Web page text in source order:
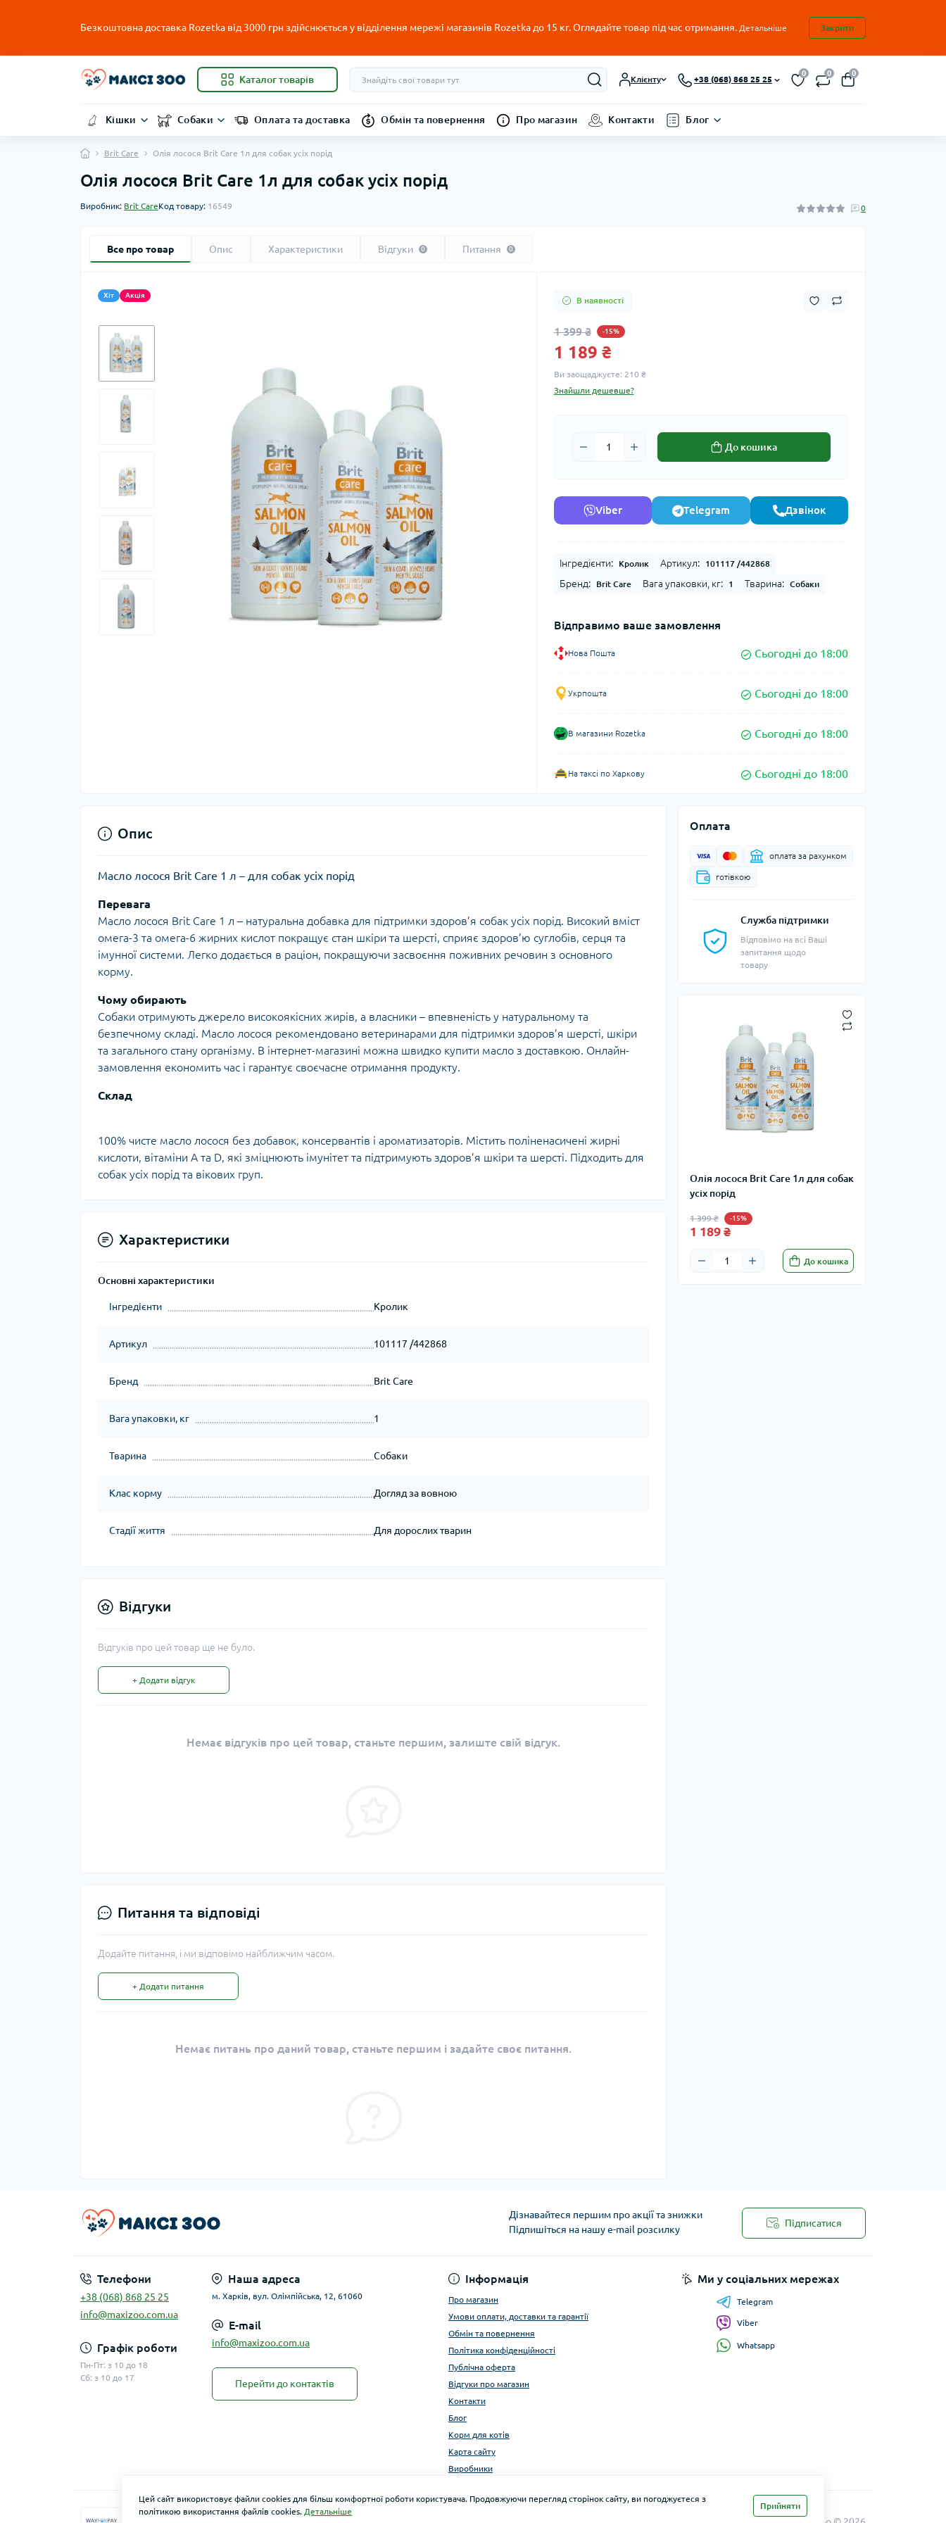
Безкоштовна доставка Rozetka від 3000 грн здійснюється у відділення мережі магазинів Rozetka до 15 кг. Оглядайте товар під час отримання. Детальніше Закрити
Каталог товарів Клієнту +38 (068) 868 25 25
0 0 0
Кішки Собаки Оплата та доставка Обмін та повернення Про магазин Контакти Блог
Brit Care Олія лосося Brit Care 1л для собак усіх порід
Олія лосося Brit Care 1л для собак усіх порід
Виробник: Brit CareКод товару: 16549 0
Все про товар Опис Характеристики Відгуки 0 Питання 0
Хіт Акція
В наявності
1 399 ₴ -15%
1 189 ₴
Ви заощаджуєте: 210 ₴
Знайшли дешевше?
До кошика
Viber Telegram Дзвінок
Інгредієнти: Кролик Артикул: 101117 /442868
Бренд: Brit Care Вага упаковки, кг: 1 Тварина: Собаки
Відправимо ваше замовлення
Нова Пошта Сьогодні до 18:00
Укрпошта Сьогодні до 18:00
В магазини Rozetka Сьогодні до 18:00
На таксі по Харкову Сьогодні до 18:00
Оплата
оплата за рахунком
готівкою
Служба підтримки
Відповімо на всі Ваші
запитання щодо
товару
Олія лосося Brit Care 1л для собак
усіх порід
1 399 ₴ -15%
1 189 ₴
До кошика
Опис
Масло лосося Brit Care 1 л – для собак усіх порід
Перевага
Масло лосося Brit Care 1 л – натуральна добавка для підтримки здоров’я собак усіх порід. Високий вміст
омега-3 та омега-6 жирних кислот покращує стан шкіри та шерсті, сприяє здоров’ю суглобів, серця та
імунної системи. Легко додається в раціон, покращуючи засвоєння поживних речовин з основного
корму.
Чому обирають
Собаки отримують джерело високоякісних жирів, а власники – впевненість у натуральному та
безпечному складі. Масло лосося рекомендовано ветеринарами для підтримки здоров’я шерсті, шкіри
та загального стану організму. В інтернет-магазині можна швидко купити масло з доставкою. Онлайн-
замовлення економить час і гарантує своєчасне отримання продукту.
Склад
100% чисте масло лосося без добавок, консервантів і ароматизаторів. Містить поліненасичені жирні
кислоти, вітаміни A та D, які зміцнюють імунітет та підтримують здоров’я шкіри та шерсті. Підходить для
собак усіх порід та вікових груп.
Характеристики
Основні характеристики
Інгредієнти Кролик
Артикул 101117 /442868
Бренд Brit Care
Вага упаковки, кг 1
Тварина Собаки
Клас корму Догляд за вовною
Стадії життя Для дорослих тварин
Відгуки
Відгуків про цей товар ще не було.
+ Додати відгук
Немає відгуків про цей товар, станьте першим, залиште свій відгук.
Питання та відповіді
Додайте питання, і ми відповімо найближчим часом.
+ Додати питання
Немає питань про даний товар, станьте першим і задайте своє питання.
Дізнавайтеся першим про акції та знижки
Підпишіться на нашу e-mail розсилку
Підписатися
Телефони
+38 (068) 868 25 25
info@maxizoo.com.ua
Графік роботи
Пн-Пт: з 10 до 18
Сб: з 10 до 17
Наша адреса
м. Харків, вул. Олімпійська, 12, 61060
E-mail
info@maxizoo.com.ua
Перейти до контактів
Інформація
Про магазин
Умови оплати, доставки та гарантії
Обмін та повернення
Політика конфіденційності
Публічна оферта
Відгуки про магазин
Контакти
Блог
Корм для котів
Карта сайту
Виробники
Ми у соціальних мережах
Telegram
Viber
Whatsapp
Цей сайт використовує файли cookies для більш комфортної роботи користувача. Продовжуючи перегляд сторінок сайту, ви погоджуєтеся з
політикою використання файлів cookies. Детальніше
Прийняти